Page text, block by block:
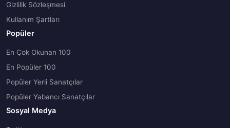
Gizlilik Sözleşmesi
Kullanım Şartları
Popüler
En Çok Okunan 100
En Popüler 100
Popüler Yerli Sanatçılar
Popüler Yabancı Sanatçılar
Sosyal Medya